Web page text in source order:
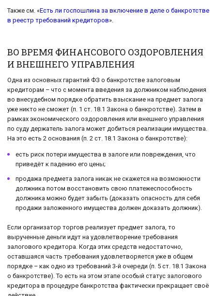
Также см. «Есть ли госпошлина за включение в деле о банкротстве
в реестр требований кредиторов».
ВО ВРЕМЯ ФИНАНСОВОГО ОЗДОРОВЛЕНИЯ
И ВНЕШНЕГО УПРАВЛЕНИЯ
Одна из основных гарантий ФЗ о банкротстве залоговым
кредиторам – что с момента введения за должником наблюдения
во внесудебном порядке обратить взыскание на предмет залога
уже никто не сможет (п. 1 ст. 18.1 Закона о банкротстве). Затем в
рамках экономического оздоровления или внешнего управления
по суду держатель залога может добиться реализации имущества.
На это есть 2 основания (п. 2 ст. 18.1 Закона о банкротстве):
есть риск потери имущества в залоге или повреждения, что
приведёт к падению его цены;
продажа предмета залога никак не скажется на возможности
должника потом восстановить свою платежеспособность
должника можно будет забыть (доказать опасность для себя
продажи заложенного имущества должен доказать должник).
Если организатор торгов реализует предмет залога, то
вырученные деньги идут на удовлетворение требования
залогового кредитора. Когда этих средств недостаточно,
оставшаяся часть требования удовлетворяется уже в общем
порядке – как одно из требований 3-й очереди (п. 5 ст. 18.1 Закона
о банкротстве). То есть на этом этапе особый статус залогового
кредитора в процедуре банкротства фактически прекращает своё